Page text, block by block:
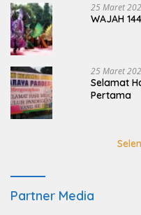
25 Maret
WAJAH
25 Maret
Selamat
Pertama
Partner Media